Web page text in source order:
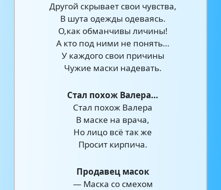
Другой скрывает свои чувства,
В шута одежды одеваясь.
О,как обманчивы личины!
А кто под ними не понять…
У каждого свои причины
Чужие маски надевать.
Стал похож Валера…
Стал похож Валера
В маске на врача,
Но лицо всё так же
Просит кирпича.
Продавец масок
— Маска со смехом